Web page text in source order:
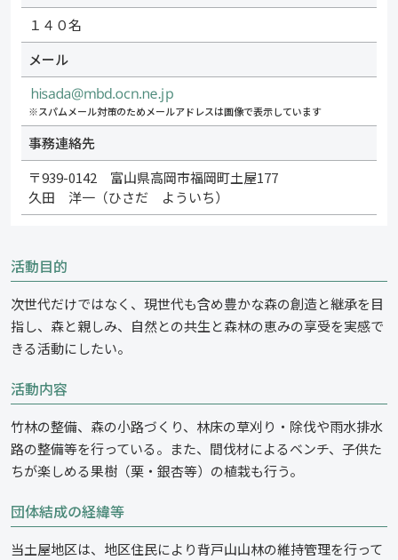
１４０名
メール
※スパムメール対策のためメールアドレスは画像で表示しています
事務連絡先
〒939-0142 富山県高岡市福岡町土屋177
久田 洋一（ひさだ よういち）
活動目的
次世代だけではなく、現世代も含め豊かな森の創造と継承を目
指し、森と親しみ、自然との共生と森林の恵みの享受を実感で
きる活動にしたい。
活動内容
竹林の整備、森の小路づくり、林床の草刈り・除伐や雨水排水
路の整備等を行っている。また、間伐材によるベンチ、子供た
ちが楽しめる果樹（栗・銀杏等）の植栽も行う。
団体結成の経緯等
当土屋地区は、地区住民により背戸山山林の維持管理を行って